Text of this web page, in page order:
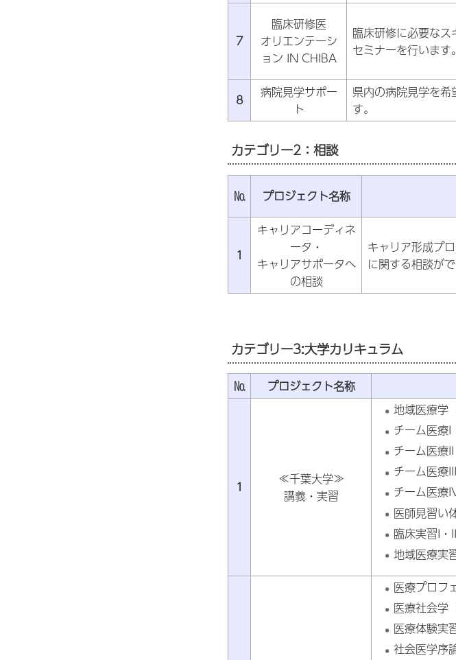
7
臨床研修医
オリエンテーシ
ョン IN CHIBA
臨床研修に必要な
セミナーを行います。
8
病院見学サポー
ト
県内の病院見学を
す。
カテゴリー2：相談
№ プロジェクト名称
1
キャリアコーディネ
ータ・
キャリアサポータへ
の相談
キャリア形成プ
に関する相談がで
カテゴリー3:大学カリキュラム
№ プロジェクト名称
1
≪千葉大学≫
講義・実習
地域医療学
チーム医療I
チーム医療II
チーム医療
チーム医療
医師見習い
臨床実習I・
地域医療実
医療プロフ
医療社会学
医療体験実
社会医学序